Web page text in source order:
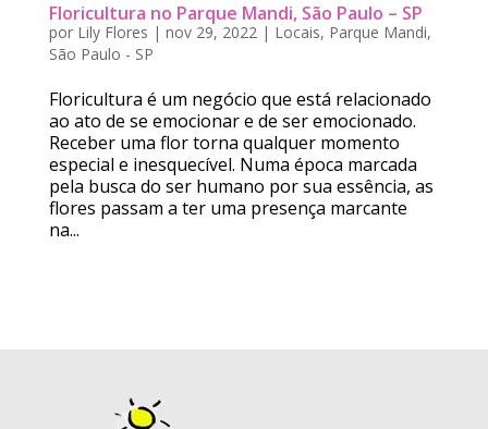
Floricultura no Parque Mandi, São Paulo – SP
por Lily Flores | nov 29, 2022| Locais, Parque Mandi,
São Paulo - SP
Floricultura é um negócio que está relacionado
ao ato de se emocionar e de ser emocionado.
Receber uma flor torna qualquer momento
especial e inesquecível. Numa época marcada
pela busca do ser humano por sua essência, as
flores passam a ter uma presença marcante
na...